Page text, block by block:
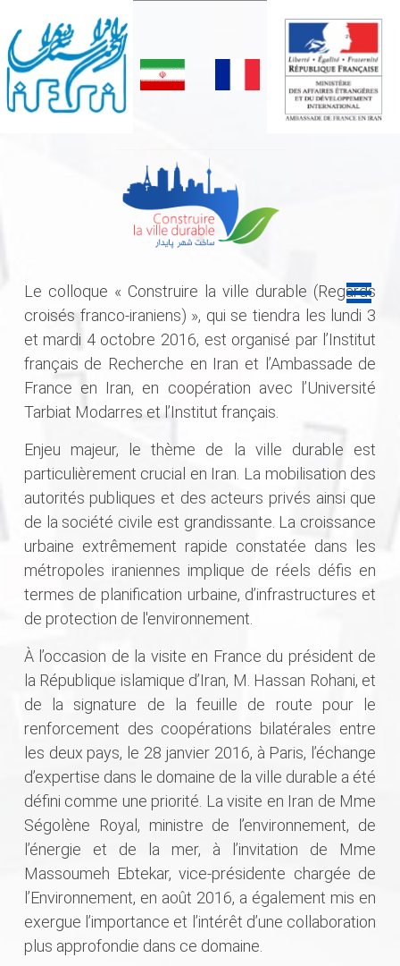
Le colloque « Construire la ville durable (Regards
croisés franco-iraniens) », qui se tiendra les lundi 3
et mardi 4 octobre 2016, est organisé par l’Institut
français de Recherche en Iran et l’Ambassade de
France en Iran, en coopération avec l’Université
Tarbiat Modarres et l’Institut français.
Enjeu majeur, le thème de la ville durable est
particulièrement crucial en Iran. La mobilisation des
autorités publiques et des acteurs privés ainsi que
de la société civile est grandissante. La croissance
urbaine extrêmement rapide constatée dans les
métropoles iraniennes implique de réels défis en
termes de planification urbaine, d’infrastructures et
de protection de l'environnement.
À l’occasion de la visite en France du président de
la République islamique d’Iran, M. Hassan Rohani, et
de la signature de la feuille de route pour le
renforcement des coopérations bilatérales entre
les deux pays, le 28 janvier 2016, à Paris, l’échange
d’expertise dans le domaine de la ville durable a été
défini comme une priorité. La visite en Iran de Mme
Ségolène Royal, ministre de l’environnement, de
l’énergie et de la mer, à l’invitation de Mme
Massoumeh Ebtekar, vice-présidente chargée de
l’Environnement, en août 2016, a également mis en
exergue l’importance et l’intérêt d’une collaboration
plus approfondie dans ce domaine.